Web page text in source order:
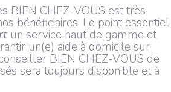
BIEN CHEZ-VOUS est très
bénéficiaires. Le point essentiel
un service haut de gamme et
un(e) aide à domicile sur
BIEN CHEZ-VOUS de
sera toujours disponible et à